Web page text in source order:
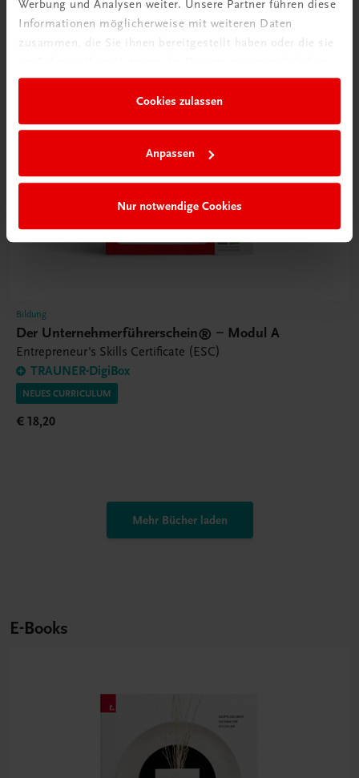
Werbung und Analysen weiter. Unsere Partner führen diese
Informationen möglicherweise mit weiteren Daten
zusammen, die Sie ihnen bereitgestellt haben oder die sie
Cookies zulassen
Anpassen
Nur notwendige Cookies
Bildung
Der Unternehmerführerschein® – Modul A
Entrepreneur's Skills Certificate (ESC)
TRAUNER-DigiBox
NEUES CURRICULUM
€ 18,20
Mehr Bücher laden
E-Books